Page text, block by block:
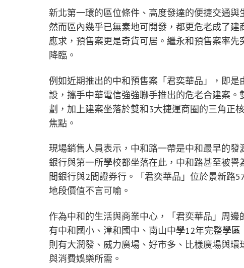
新北第一環的區位條件、高度發達的便捷交通
然而區內幾乎已無素地可開發，都更危老成了
應求，預售案更是奇貨可居。繼永和預售案率
降臨。
例如近期推出的中和預售案「君奕華品」，即
設，攜手中華電信強強聯手推出的危老合建案
劃，加上建案坐落於雙和3大捷運商圈的三角正
焦點。
現場銷售人員表示，中和路一帶是中和最早的
銀行與第一所學校都坐落在此，中和路甚至被
間銀行與2間證券行。「君奕華品」位於景新路
地段價值不言可喻。
作為中和的生活與商業中心，「君奕華品」周
有中和國小、漳和國中、南山中學12年完整學
則有大潤發、威力廣場、好市多、比樣廣場與
與消費娛樂所需。